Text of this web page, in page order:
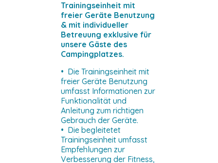
Trainingseinheit mit
freier Geräte Benutzung
& mit individueller
Betreuung exklusive für
unsere Gäste des
Campingplatzes.
• Die Trainingseinheit mit
freier Geräte Benutzung
umfasst Informationen zur
Funktionalität und
Anleitung zum richtigen
Gebrauch der Geräte.
• Die begleitetet
Trainingseinheit umfasst
Empfehlungen zur
Verbesserung der Fitness,